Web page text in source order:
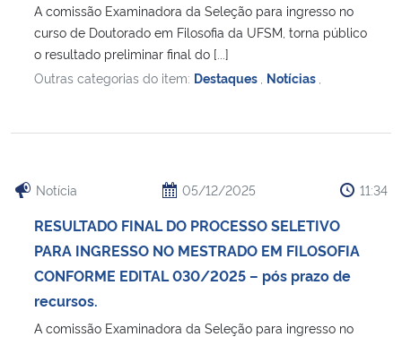
Ministério da Mulher, da Família e dos Direitos Humanos
Secretaria-Geral
Secretaria de Governo
Advocacia-Geral da União
Banco Central do Brasil
A comissão Examinadora da Seleção para ingresso no
curso de Doutorado em Filosofia da UFSM, torna público
o resultado preliminar final do [...]
Outras categorias do item: Destaques Notícias
Notícia 05/12/2025 11:34
RESULTADO FINAL DO PROCESSO SELETIVO
PARA INGRESSO NO MESTRADO EM FILOSOFIA
CONFORME EDITAL 030/2025 – pós prazo de
recursos.
A comissão Examinadora da Seleção para ingresso no